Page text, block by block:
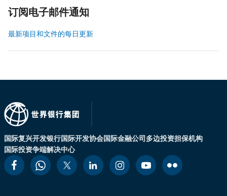
订阅电子邮件通知
最新项目和文件的每日更新
国际复兴开发银行国际开发协会国际金融公司多边投资担保机构
国际投资争端解决中心